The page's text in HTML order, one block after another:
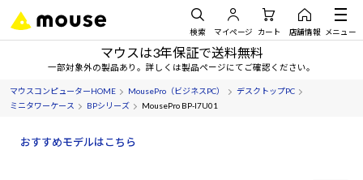
検索 マイページ カート 店舗情報 メニュー
マウスは3年保証で送料無料
一部対象外の製品あり。詳しくは製品ページにてご確認ください。
マウスコンピューターHOME MousePro（ビジネスPC）
デスクトップPC
ミニタワーケース
BPシリーズ MousePro BP-I7U01
おすすめモデルはこちら